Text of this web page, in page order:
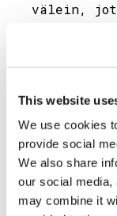
This website
We use cookies
provide social
We also share
our social media,
may combine it
välein,
tehtyjen
ojia
oli
puusto,
vettä.